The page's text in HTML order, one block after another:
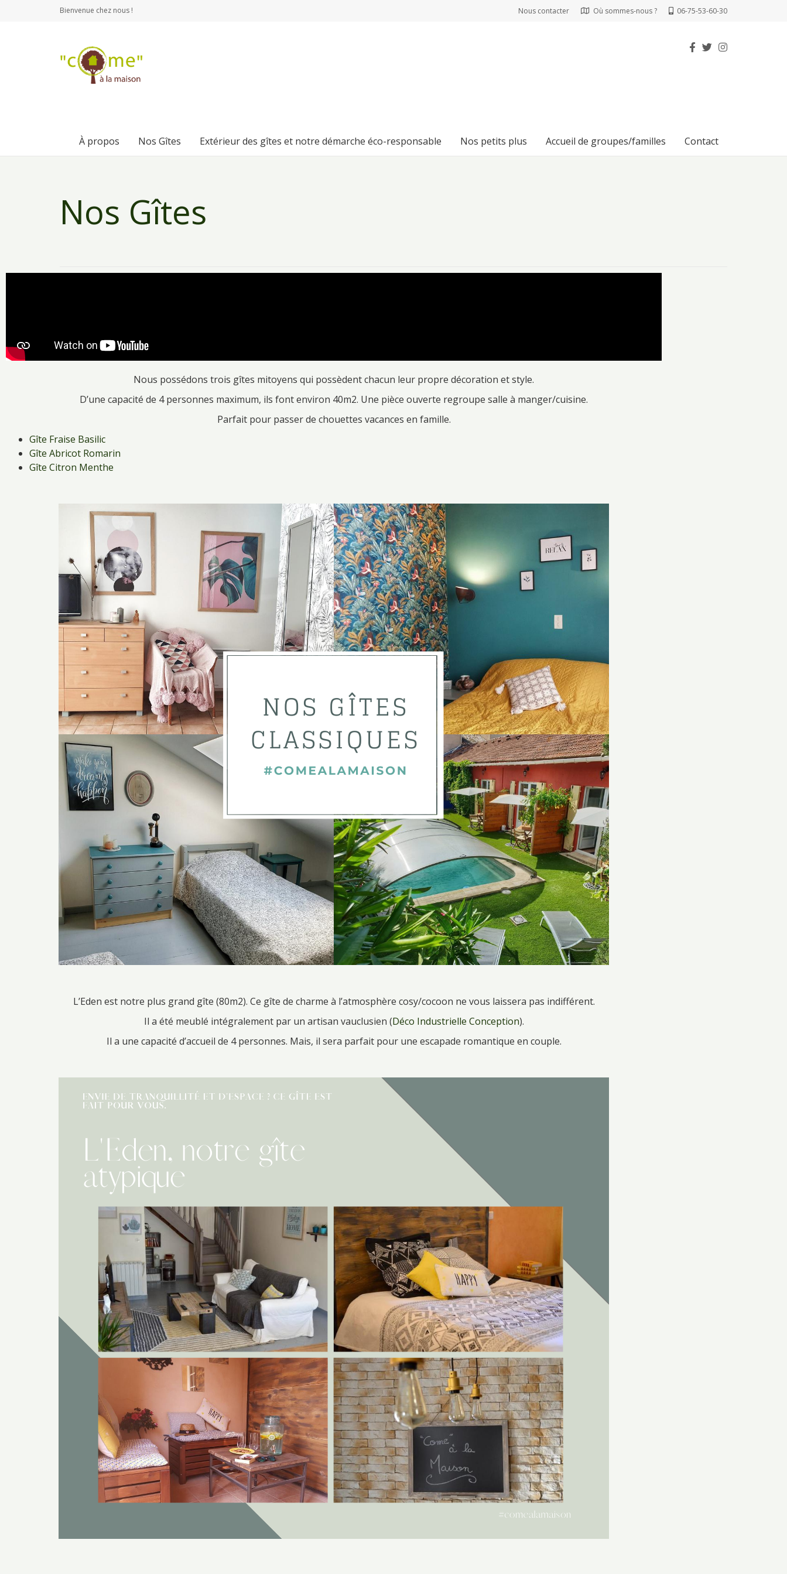
Bienvenue chez nous ! Nous contacter Où sommes-nous ? 06-75-53-60-30
À propos Nos Gîtes Extérieur des gîtes et notre démarche éco-responsable Nos petits plus Accueil de groupes/familles Contact
Nos Gîtes
Nous possédons trois gîtes mitoyens qui possèdent chacun leur propre décoration et style.
D’une capacité de 4 personnes maximum, ils font environ 40m2. Une pièce ouverte regroupe salle à manger/cuisine.
Parfait pour passer de chouettes vacances en famille.
Gîte Fraise Basilic
Gîte Abricot Romarin
Gîte Citron Menthe
L’Eden est notre plus grand gîte (80m2). Ce gîte de charme à l’atmosphère cosy/cocoon ne vous laissera pas indifférent.
Il a été meublé intégralement par un artisan vauclusien (Déco Industrielle Conception).
Il a une capacité d’accueil de 4 personnes. Mais, il sera parfait pour une escapade romantique en couple.